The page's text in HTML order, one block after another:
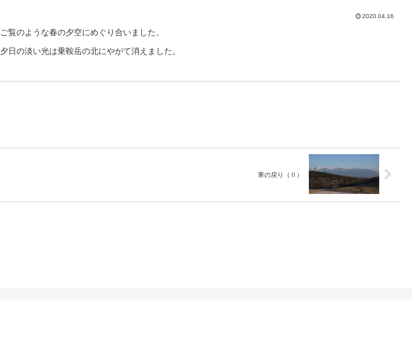
2020.04.16
覧のような春の夕空にめぐり合いました。
日の淡い光は乗鞍岳の北にやがて消えました。
寒の戻り（Ⅱ）